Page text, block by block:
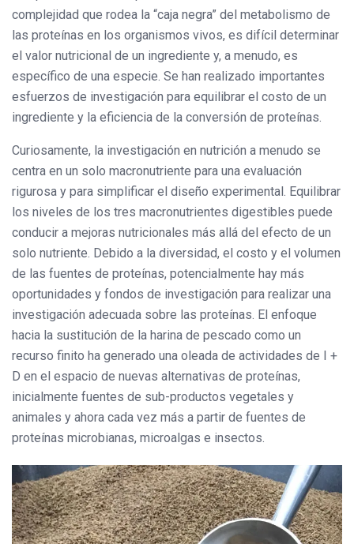
complejidad que rodea la “caja negra” del metabolismo de
las proteínas en los organismos vivos, es difícil determinar
el valor nutricional de un ingrediente y, a menudo, es
específico de una especie. Se han realizado importantes
esfuerzos de investigación para equilibrar el costo de un
ingrediente y la eficiencia de la conversión de proteínas.
Curiosamente, la investigación en nutrición a menudo se
centra en un solo macronutriente para una evaluación
rigurosa y para simplificar el diseño experimental. Equilibrar
los niveles de los tres macronutrientes digestibles puede
conducir a mejoras nutricionales más allá del efecto de un
solo nutriente. Debido a la diversidad, el costo y el volumen
de las fuentes de proteínas, potencialmente hay más
oportunidades y fondos de investigación para realizar una
investigación adecuada sobre las proteínas. El enfoque
hacia la sustitución de la harina de pescado como un
recurso finito ha generado una oleada de actividades de I +
D en el espacio de nuevas alternativas de proteínas,
inicialmente fuentes de sub-productos vegetales y
animales y ahora cada vez más a partir de fuentes de
proteínas microbianas, microalgas e insectos.